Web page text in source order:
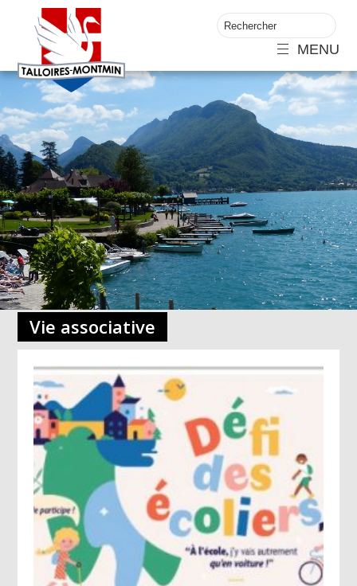
MENU
Vie associative